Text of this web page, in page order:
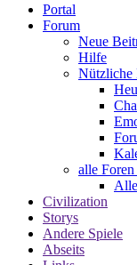
Portal
Forum
Neue
Hilfe
Nützliche
alle Foren
Civilization
Storys
Andere Spiele
Abseits